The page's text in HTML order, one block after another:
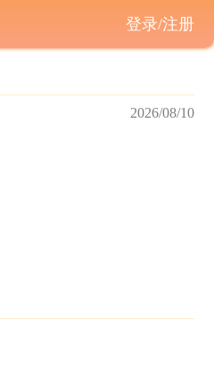
2026/08/10
登录/注册